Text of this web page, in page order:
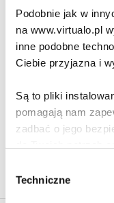
Podobnie jak w
na www.virtualo.pl
inne podobne
Ciebie przyjazna i
Są to pliki
pomagają nam
zadbać o jego
Poza plikami, które
zgody
Techniczne